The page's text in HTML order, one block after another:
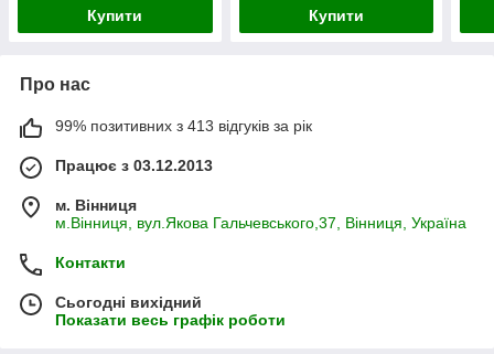
Купити Купити
Про нас
99% позитивних з 413 відгуків за рік
Працює з 03.12.2013
м. Вінниця
м.Вінниця, вул.Якова Гальчевського,37, Вінниця, Україна
Контакти
Сьогодні вихідний
Показати весь графік роботи